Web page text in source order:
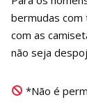
bermudas com
com as
não seja
*Não é